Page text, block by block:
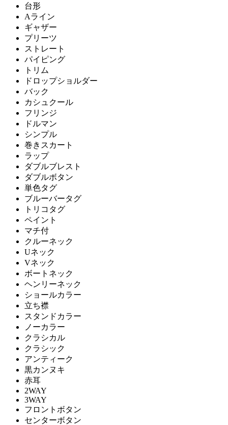
台形
Aライン
ギャザー
プリーツ
ストレート
パイピング
トリム
ドロップショルダー
バック
カシュクール
フリンジ
ドルマン
シンプル
巻きスカート
ラップ
ダブルブレスト
ダブルボタン
単色タグ
ブルーバータグ
トリコタグ
ペイント
マチ付
クルーネック
Uネック
Vネック
ボートネック
ヘンリーネック
ショールカラー
立ち襟
スタンドカラー
ノーカラー
クラシカル
クラシック
アンティーク
黒カンヌキ
赤耳
2WAY
3WAY
フロントボタン
センターボタン